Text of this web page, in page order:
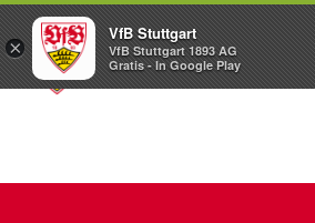
×
VfB Stuttgart
VfB Stuttgart 1893 AG
Gratis - In Google Play